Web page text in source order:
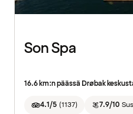
Son Spa
16.6 km:n päässä Drøbak
4.1/5 (1137) 7.9/10